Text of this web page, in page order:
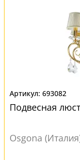
693082
Подвесная
Osgona